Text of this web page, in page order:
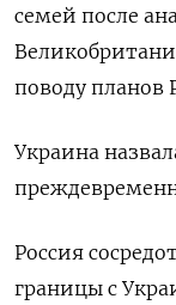
семей после
поводу планов
Украина
Россия
границы с